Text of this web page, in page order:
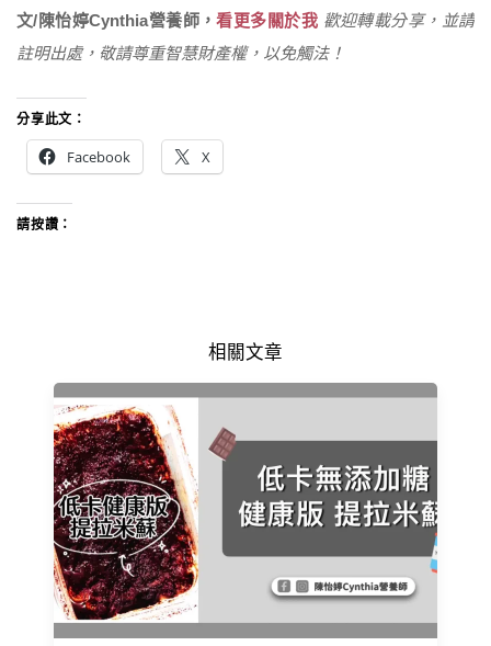
文/陳怡婷Cynthia營養師，看更多關於我 歡迎轉載分享，並請
註明出處，敬請尊重智慧財產權，以免觸法！
分享此文：
Facebook X
請按讚：
相關文章